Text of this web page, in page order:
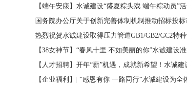
【端午安康】水诚建设“盛夏粽头戏 端午粽动员”
国务院办公厅关于创新完善体制机制推动招标投
热烈祝贺水诚建设取得压力管道GB1/GB2/GC2特
【38女神节】“春风十里 不如美丽的你”水诚建设
【人才招聘】开年“薪”机遇，成就新希望！水诚建
【企业福利】| “感恩有你 一路同行”水诚建设为全